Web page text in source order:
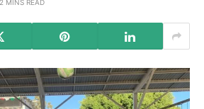
2 MINS READ